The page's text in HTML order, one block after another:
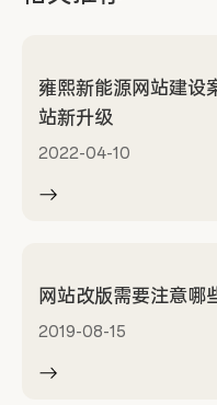
雍熙新能源网站建设
站新升级
2022-04-10
网站改版需要注意哪
2019-08-15